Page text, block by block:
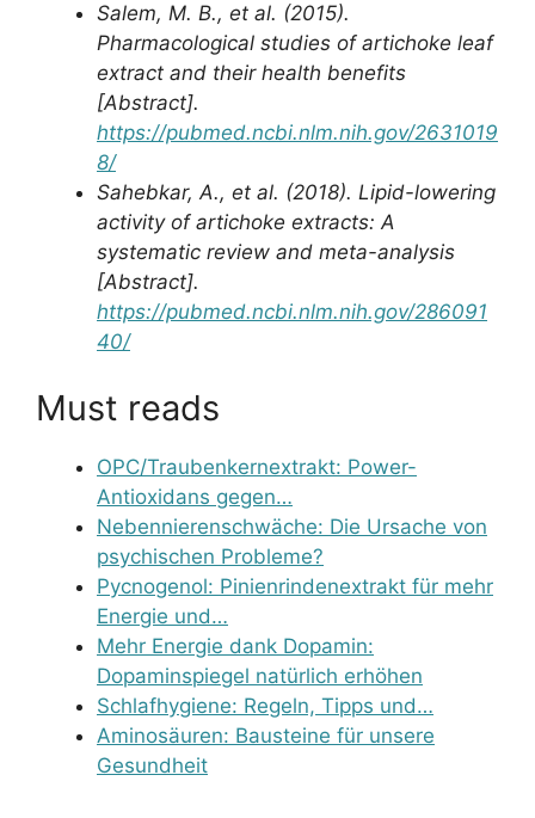
Salem, M. B., et al. (2015).
Pharmacological studies of artichoke leaf
extract and their health benefits
[Abstract].
https://pubmed.ncbi.nlm.nih.gov/2631019
8/
Sahebkar, A., et al. (2018). Lipid-lowering
activity of artichoke extracts: A
systematic review and meta-analysis
[Abstract].
https://pubmed.ncbi.nlm.nih.gov/286091
40/
Must reads
OPC/Traubenkernextrakt: Power-
Antioxidans gegen…
Nebennierenschwäche: Die Ursache von
psychischen Probleme?
Pycnogenol: Pinienrindenextrakt für mehr
Energie und…
Mehr Energie dank Dopamin:
Dopaminspiegel natürlich erhöhen
Schlafhygiene: Regeln, Tipps und…
Aminosäuren: Bausteine für unsere
Gesundheit